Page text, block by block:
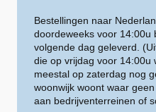
Bestellingen naar
doordeweeks voor 14:00u
volgende dag geleverd.
die op vrijdag voor 14:00u
meestal op zaterdag nog
woonwijk woont waar
aan bedrijventerreinen of